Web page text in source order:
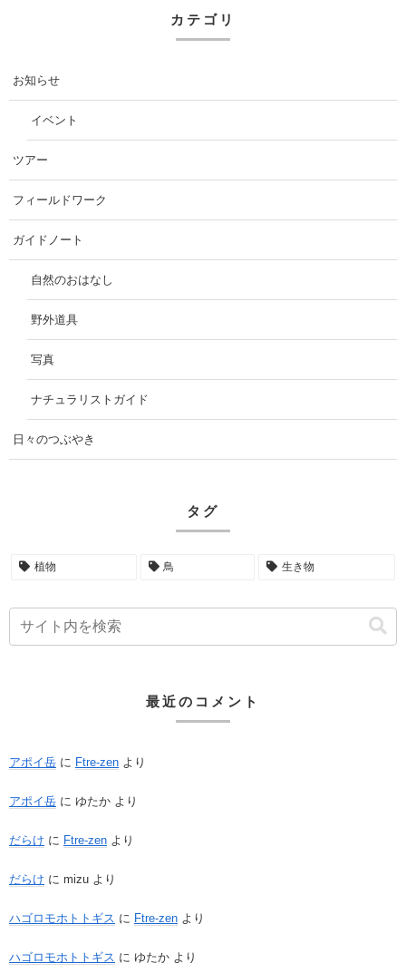
カテゴリ
お知らせ
イベント
ツアー
フィールドワーク
ガイドノート
自然のおはなし
野外道具
写真
ナチュラリストガイド
日々のつぶやき
タグ
植物 鳥 生き物
最近のコメント
アポイ岳 に Ftre-zen より
アポイ岳 に ゆたか より
だらけ に Ftre-zen より
だらけ に mizu より
ハゴロモホトトギス に Ftre-zen より
ハゴロモホトトギス に ゆたか より